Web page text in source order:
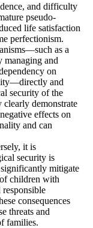
and difficulty
pseudo-
life satisfaction
perfectionism.
as a
and
on
and
security of the
demonstrate
effects on
and can
it is
security is
mitigate
children with
consequences
threats and
families.